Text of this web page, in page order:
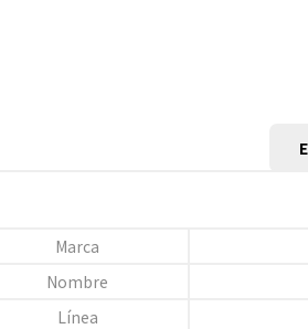
Marca
Nombre
Línea